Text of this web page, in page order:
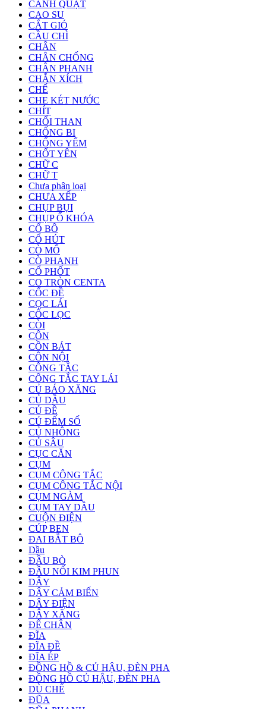
CÁNH QUẠT
CAO SU
CẮT GIÓ
CẦU CHÌ
CHÂN
CHÂN CHỐNG
CHÂN PHANH
CHẮN XÍCH
CHẾ
CHE KÉT NƯỚC
CHÍT
CHỔI THAN
CHỐNG BI
CHỐNG YẾM
CHỐT YÊN
CHỮ C
CHỮ T
Chưa phân loại
CHƯA XẾP
CHỤP BỤI
CHỤP Ổ KHÓA
CỔ BÔ
CỔ HÚT
CÒ MỔ
CÒ PHANH
CỔ PHỐT
CO TRÒN CENTA
CỐC ĐỀ
CỌC LÁI
CỐC LỌC
CÒI
CÔN
CỒN BÁT
CÔN NỘI
CÔNG TẮC
CÔNG TẮC TAY LÁI
CỦ BÁO XĂNG
CỦ DẦU
CỦ ĐỀ
CỦ ĐẾM SỐ
CỦ NHÔNG
CỦ SÂU
CỤC CĂN
CỤM
CỤM CÔNG TẮC
CỤM CÔNG TẮC NỘI
CỤM NGÀM
CỤM TAY DẦU
CUỘN ĐIỆN
CÚP BEN
ĐAI BẮT BÔ
Dầu
ĐẦU BÒ
ĐẦU NỐI KIM PHUN
DÂY
DÂY CẢM BIẾN
DÂY ĐIỆN
DÂY XĂNG
ĐỂ CHÂN
ĐĨA
ĐĨA ĐỀ
ĐĨA ÉP
ĐỒNG HỒ & CỦ HẬU, ĐÈN PHA
ĐỒNG HỒ CỦ HẬU, ĐÈN PHA
DÙ CHẾ
ĐŨA